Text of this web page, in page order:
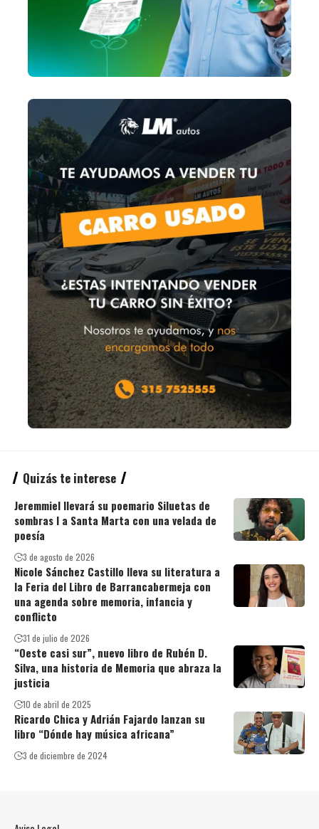
Quizás te interese
Jeremmiel llevará su poemario Siluetas de
sombras I a Santa Marta con una velada de
poesía
3 de agosto de 2026
Nicole Sánchez Castillo lleva su literatura a
la Feria del Libro de Barrancabermeja con
una agenda sobre memoria, infancia y
conflicto
31 de julio de 2026
“Oeste casi sur”, nuevo libro de Rubén D.
Silva, una historia de Memoria que abraza la
justicia
10 de abril de 2025
Ricardo Chica y Adrián Fajardo lanzan su
libro “Dónde hay música africana”
3 de diciembre de 2024